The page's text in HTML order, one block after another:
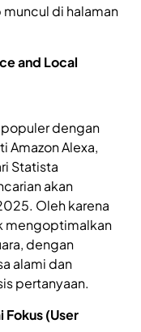
di halaman
and Local
populer dengan
Amazon Alexa,
Statista
akan
Oleh karena
mengoptimalkan
dengan
alami dan
pertanyaan.
Fokus (User